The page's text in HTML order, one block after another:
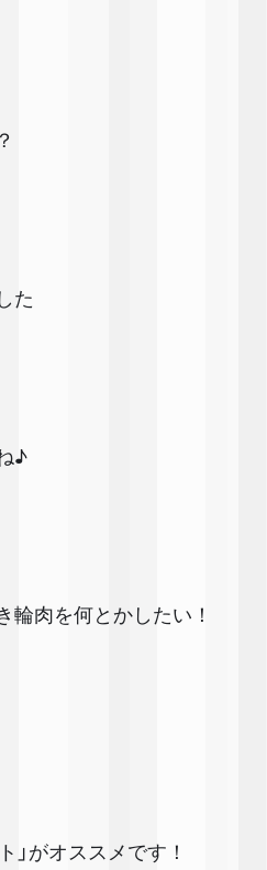
た💦
♪
輪肉を何とかしたい！
がオススメです！